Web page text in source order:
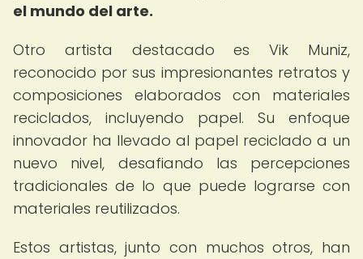
el mundo del arte.
Otro artista destacado es Vik Muniz,
reconocido por sus impresionantes retratos y
composiciones elaborados con materiales
reciclados, incluyendo papel. Su enfoque
innovador ha llevado al papel reciclado a un
nuevo nivel, desafiando las percepciones
tradicionales de lo que puede lograrse con
materiales reutilizados.
Estos artistas, junto con muchos otros, han